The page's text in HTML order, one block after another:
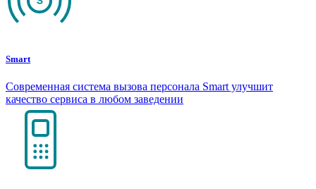
Smart
Современная система вызова персонала Smart улучшит
качество сервиса в любом заведении